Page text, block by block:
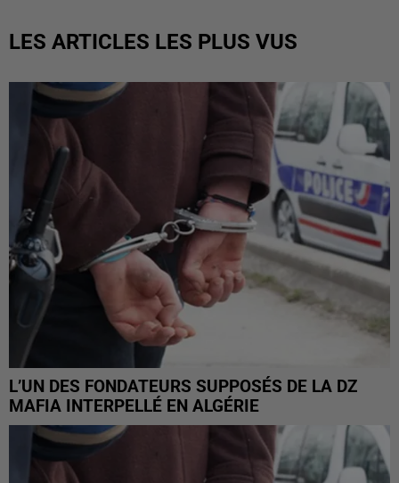
LES ARTICLES LES PLUS VUS
L’UN DES FONDATEURS SUPPOSÉS DE LA DZ
MAFIA INTERPELLÉ EN ALGÉRIE